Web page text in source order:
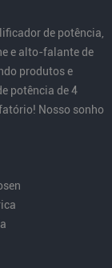
de potência,
e alto-falante de
produtos e
potência de 4
Nosso sonho